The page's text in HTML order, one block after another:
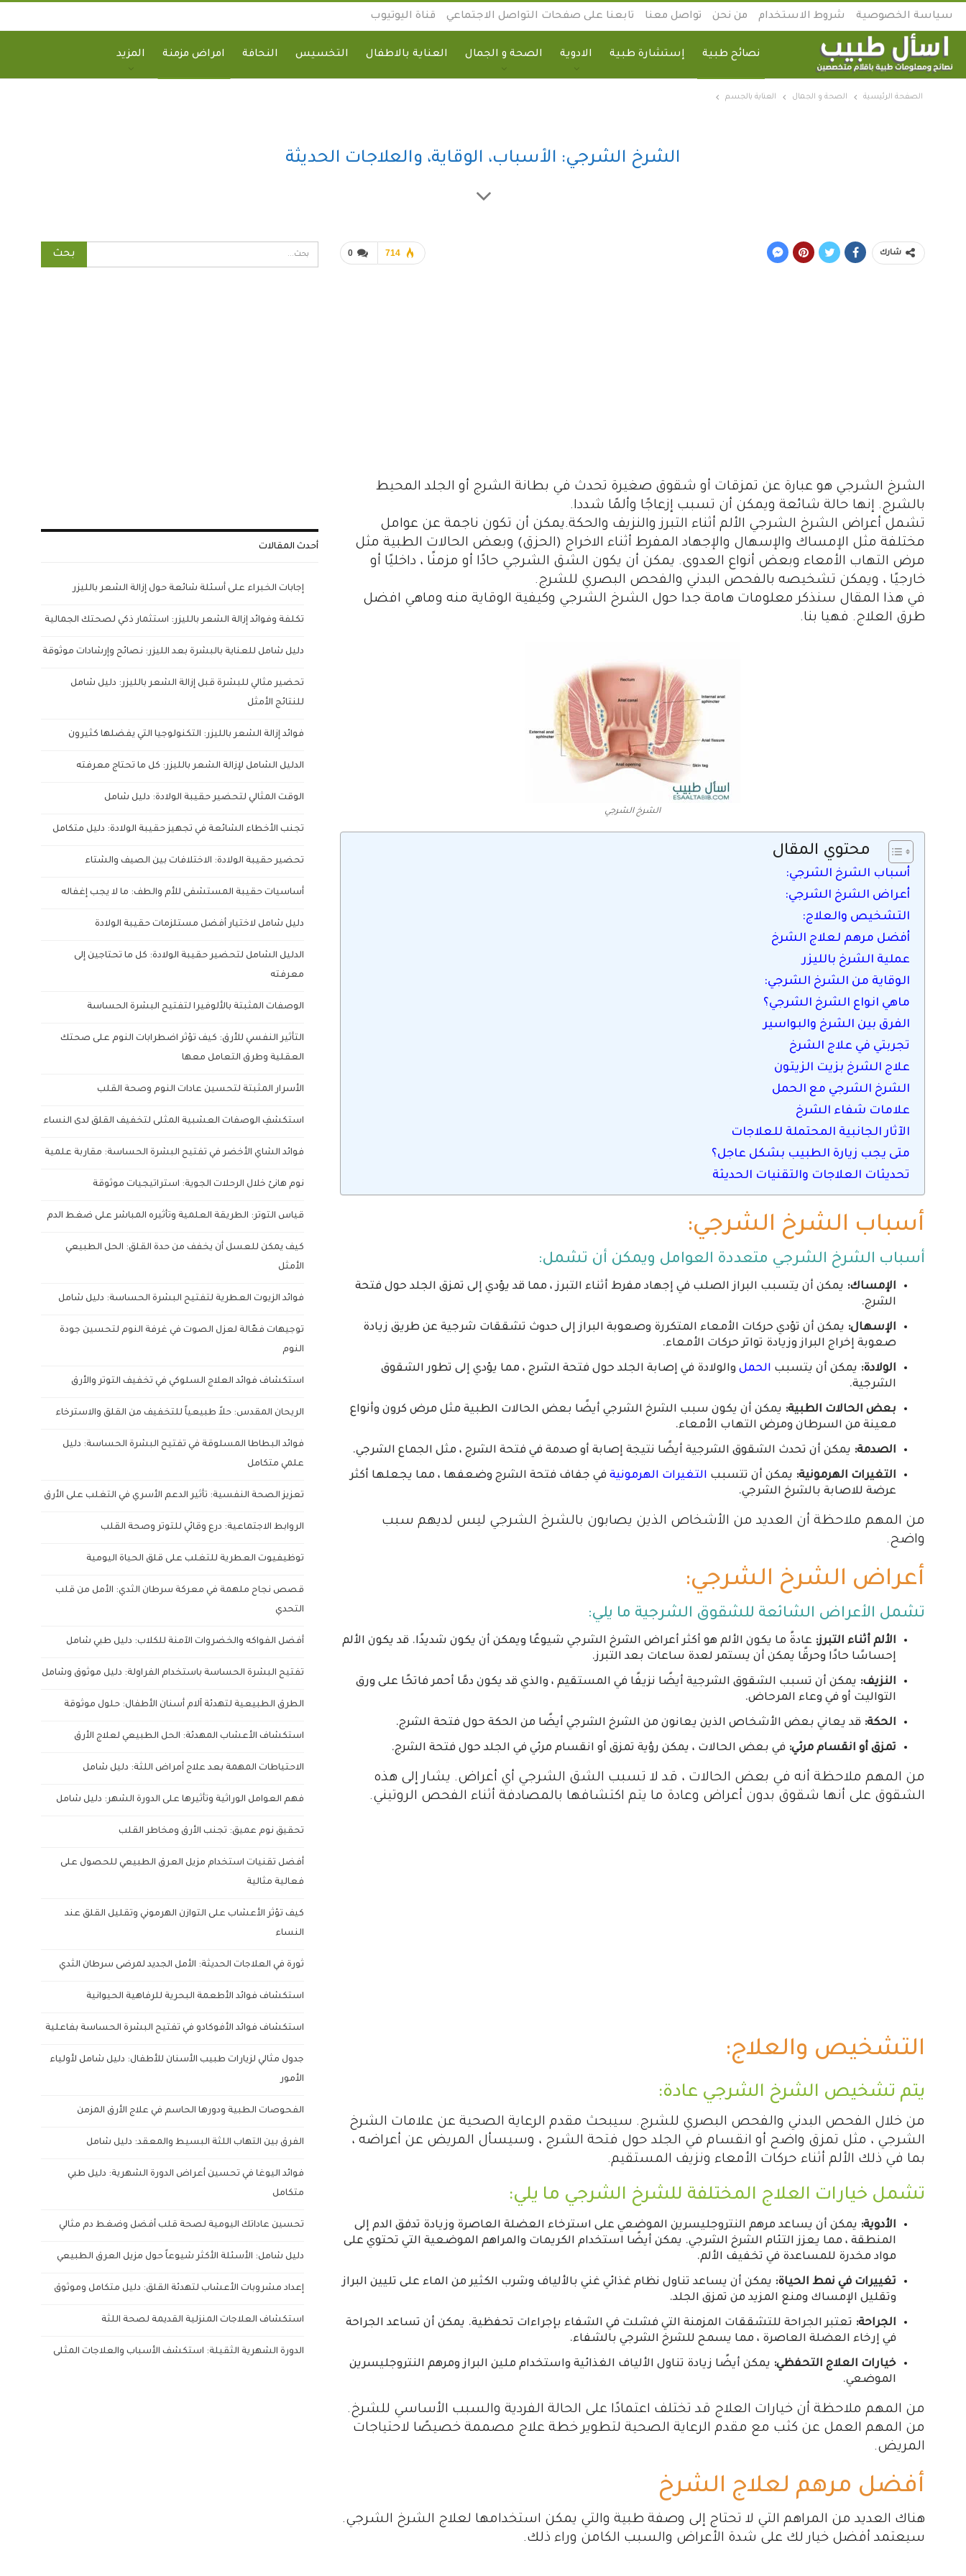
سياسة الخصوصية شروط الاستخدام من نحن تواصل معنا تابعنا على صفحات التواصل الاجتماعي قناة اليوتيوب
نصائح طبية إستشارة طبية الادوية الصحة و الجمال العناية بالاطفال التخسيس النحافة امراض مزمنة المزيد
الصفحة الرئيسية الصحة و الجمال العناية بالجسم
الشرخ الشرجي: الأسباب، الوقاية، والعلاجات الحديثة
0 714 شارك
الشرخ الشرجي هو عبارة عن تمزقات أو شقوق صغيرة تحدث في بطانة الشرج أو الجلد المحيط
بالشرج. إنها حالة شائعة ويمكن أن تسبب إزعاجًا وألمًا شددا.
تشمل أعراض الشرخ الشرجي الألم أثناء التبرز والنزيف والحكة.يمكن أن تكون ناجمة عن عوامل
مختلفة مثل الإمساك والإسهال والإجهاد المفرط أثناء الاخراج (الحزق) وبعض الحالات الطبية مثل
مرض التهاب الأمعاء وبعض أنواع العدوى. يمكن أن يكون الشق الشرجي حادًا أو مزمنًا ، داخليًا أو
خارجيًا ، ويمكن تشخيصه بالفحص البدني والفحص البصري للشرج.
في هذا المقال سنذكر معلومات هامة جدا حول الشرخ الشرجي وكيفية الوقاية منه وماهي افضل
طرق العلاج. فهيا بنا.
الشرخ الشرجي
محتوي المقال
أسباب الشرخ الشرجي:
أعراض الشرخ الشرجي:
التشخيص والعلاج:
أفضل مرهم لعلاج الشرخ
عملية الشرخ بالليزر
الوقاية من الشرخ الشرجي:
ماهي انواع الشرخ الشرجي؟
الفرق بين الشرخ والبواسير
تجربتي في علاج الشرخ
علاج الشرخ بزيت الزيتون
الشرخ الشرجي مع الحمل
علامات شفاء الشرخ
الآثار الجانبية المحتملة للعلاجات
متى يجب زيارة الطبيب بشكل عاجل؟
تحديثات العلاجات والتقنيات الحديثة
أسباب الشرخ الشرجي:
أسباب الشرخ الشرجي متعددة العوامل ويمكن أن تشمل:
الإمساك: يمكن أن يتسبب البراز الصلب في إجهاد مفرط أثناء التبرز ، مما قد يؤدي إلى تمزق الجلد حول فتحة
الشرج.
الإسهال: يمكن أن تؤدي حركات الأمعاء المتكررة وصعوبة البراز إلى حدوث تشققات شرجية عن طريق زيادة
صعوبة إخراج البراز وزيادة تواتر حركات الأمعاء.
الولادة: يمكن أن يتسبب الحمل والولادة في إصابة الجلد حول فتحة الشرج ، مما يؤدي إلى تطور الشقوق
الشرجية.
بعض الحالات الطبية: يمكن أن يكون سبب الشرخ الشرجي أيضًا بعض الحالات الطبية مثل مرض كرون وأنواع
معينة من السرطان ومرض التهاب الأمعاء.
الصدمة: يمكن أن تحدث الشقوق الشرجية أيضًا نتيجة إصابة أو صدمة في فتحة الشرج ، مثل الجماع الشرجي.
التغيرات الهرمونية: يمكن أن تتسبب التغيرات الهرمونية في جفاف فتحة الشرج وضعفها ، مما يجعلها أكثر
عرضة للاصابة بالشرخ الشرجي.
من المهم ملاحظة أن العديد من الأشخاص الذين يصابون بالشرخ الشرجي ليس لديهم سبب
واضح.
أعراض الشرخ الشرجي:
تشمل الأعراض الشائعة للشقوق الشرجية ما يلي:
الألم أثناء التبرز: عادةً ما يكون الألم هو أكثر أعراض الشرخ الشرجي شيوعًا ويمكن أن يكون شديدًا. قد يكون الألم
إحساسًا حادًا وحرقًا يمكن أن يستمر لعدة ساعات بعد التبرز.
النزيف: يمكن أن تسبب الشقوق الشرجية أيضًا نزيفًا في المستقيم ، والذي قد يكون دمًا أحمر فاتحًا على ورق
التواليت أو في وعاء المرحاض.
الحكة: قد يعاني بعض الأشخاص الذين يعانون من الشرخ الشرجي أيضًا من الحكة حول فتحة الشرج.
تمزق أو انقسام مرئي: في بعض الحالات ، يمكن رؤية تمزق أو انقسام مرئي في الجلد حول فتحة الشرج.
من المهم ملاحظة أنه في بعض الحالات ، قد لا تسبب الشق الشرجي أي أعراض. يشار إلى هذه
الشقوق على أنها شقوق بدون أعراض وعادة ما يتم اكتشافها بالمصادفة أثناء الفحص الروتيني.
التشخيص والعلاج:
يتم تشخيص الشرخ الشرجي عادة:
من خلال الفحص البدني والفحص البصري للشرج. سيبحث مقدم الرعاية الصحية عن علامات الشرخ
الشرجي ، مثل تمزق واضح أو انقسام في الجلد حول فتحة الشرج ، وسيسأل المريض عن أعراضه ،
بما في ذلك الألم أثناء حركات الأمعاء ونزيف المستقيم.
تشمل خيارات العلاج المختلفة للشرخ الشرجي ما يلي:
الأدوية: يمكن أن يساعد مرهم النتروجليسرين الموضعي على استرخاء العضلة العاصرة وزيادة تدفق الدم إلى
المنطقة ، مما يعزز التئام الشرخ الشرجي. يمكن أيضًا استخدام الكريمات والمراهم الموضعية التي تحتوي على
مواد مخدرة للمساعدة في تخفيف الألم.
تغييرات في نمط الحياة: يمكن أن يساعد تناول نظام غذائي غني بالألياف وشرب الكثير من الماء على تليين البراز
وتقليل الإمساك ومنع المزيد من تمزق الجلد.
الجراحة: تعتبر الجراحة للتشققات المزمنة التي فشلت في الشفاء بإجراءات تحفظية. يمكن أن تساعد الجراحة
في إرخاء العضلة العاصرة ، مما يسمح للشرخ الشرجي بالشفاء.
خيارات العلاج التحفظي: يمكن أيضًا زيادة تناول الألياف الغذائية واستخدام ملين البراز ومرهم النتروجليسرين
الموضعي.
من المهم ملاحظة أن خيارات العلاج قد تختلف اعتمادًا على الحالة الفردية والسبب الأساسي للشرخ.
من المهم العمل عن كثب مع مقدم الرعاية الصحية لتطوير خطة علاج مصممة خصيصًا لاحتياجات
المريض.
أفضل مرهم لعلاج الشرخ
هناك العديد من المراهم التي لا تحتاج إلى وصفة طبية والتي يمكن استخدامها لعلاج الشرخ الشرجي.
سيعتمد أفضل خيار لك على شدة الأعراض والسبب الكامن وراء ذلك.
أحدث المقالات
إجابات الخبراء على أسئلة شائعة حول إزالة الشعر بالليزر
تكلفة وفوائد إزالة الشعر بالليزر: استثمار ذكي لصحتك الجمالية
دليل شامل للعناية بالبشرة بعد الليزر: نصائح وإرشادات موثوقة
تحضير مثالي للبشرة قبل إزالة الشعر بالليزر: دليل شامل
للنتائج الأمثل
فوائد إزالة الشعر بالليزر: التكنولوجيا التي يفضلها كثيرون
الدليل الشامل لإزالة الشعر بالليزر: كل ما تحتاج معرفته
الوقت المثالي لتحضير حقيبة الولادة: دليل شامل
تجنب الأخطاء الشائعة في تجهيز حقيبة الولادة: دليل متكامل
تحضير حقيبة الولادة: الاختلافات بين الصيف والشتاء
أساسيات حقيبة المستشفى للأم والطف: ما لا يجب إغفاله
دليل شامل لاختيار أفضل مستلزمات حقيبة الولادة
الدليل الشامل لتحضير حقيبة الولادة: كل ما تحتاجين إلى
معرفته
الوصفات المثبتة بالألوفيرا لتفتيح البشرة الحساسة
التأثير النفسي للأرق: كيف تؤثر اضطرابات النوم على صحتك
العقلية وطرق التعامل معها
الأسرار المثبتة لتحسين عادات النوم وصحة القلب
استكشفِ الوصفات العشبية المثلى لتخفيف القلق لدى النساء
فوائد الشاي الأخضر في تفتيح البشرة الحساسة: مقاربة علمية
نوم هانئ خلال الرحلات الجوية: استراتيجيات موثوقة
قياس التوتر: الطريقة العلمية وتأثيره المباشر على ضغط الدم
كيف يمكن للعسل أن يخفف من حدة القلق: الحل الطبيعي
الأمثل
فوائد الزيوت العطرية لتفتيح البشرة الحساسة: دليل شامل
توجيهات فعّالة لعزل الصوت في غرفة النوم لتحسين جودة
النوم
استكشاف فوائد العلاج السلوكي في تخفيف التوتر والأرق
الريحان المقدس: حلاً طبيعياً للتخفيف من القلق والاسترخاء
فوائد البطاطا المسلوقة في تفتيح البشرة الحساسة: دليل
علمي متكامل
تعزيز الصحة النفسية: تأثير الدعم الأسري في التغلب على الأرق
الروابط الاجتماعية: درع وقائي للتوتر وصحة القلب
توظيفيوت العطرية للتغلب على قلق الحياة اليومية
قصص نجاح ملهمة في معركة سرطان الثدي: الأمل من قلب
التحدي
أفضل الفواكه والخضروات الآمنة للكلاب: دليل طبي شامل
تفتيح البشرة الحساسة باستخدام الفراولة: دليل موثوق وشامل
الطرق الطبيعية لتهدئة آلام أسنان الأطفال: حلول موثوقة
استكشاف الأعشاب المهدئة: الحل الطبيعي لعلاج الأرق
الاحتياطات المهمة بعد علاج أمراض اللثة: دليل شامل
فهم العوامل الوراثية وتأثيرها على الدورة الشهر: دليل شامل
تحقيق نوم عميق: تجنب الأرق ومخاطر القلب
أفضل تقنيات استخدام مزيل العرق الطبيعي للحصول على
فعالية مثالية
كيف تؤثر الأعشاب على التوازن الهرموني وتقليل القلق عند
النساء
ثورة في العلاجات الحديثة: الأمل الجديد لمرضى سرطان الثدي
استكشاف فوائد الأطعمة البحرية للرفاهية الحيوانية
استكشاف فوائد الأفوكادو في تفتيح البشرة الحساسة بفاعلية
جدول مثالي لزيارات طبيب الأسنان للأطفال: دليل شامل لأولياء
الأمور
الفحوصات الطبية ودورها الحاسم في علاج الأرق المزمن
الفرق بين التهاب اللثة البسيط والمعقد: دليل شامل
فوائد اليوغا في تحسين أعراض الدورة الشهرية: دليل طبي
متكامل
تحسين عاداتك اليومية لصحة قلب أفضل وضغط دم مثالي
دليل شامل: الأسئلة الأكثر شيوعاً حول مزيل العرق الطبيعي
إعداد مشروبات الأعشاب لتهدئة القلق: دليل متكامل وموثوق
استكشاف العلاجات المنزلية القديمة لصحة اللثة
الدورة الشهرية الثقيلة: استكشف الأسباب والعلاجات المثلى